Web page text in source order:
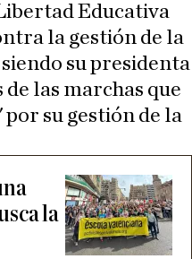
Educativa
la gestión de la
su presidenta
las marchas que
su gestión de la
la